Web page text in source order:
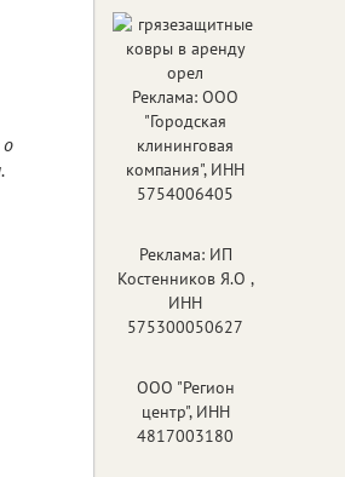
Реклама: ООО
"Городская
клининговая
компания", ИНН
5754006405
Реклама: ИП
Костенников Я.О ,
ИНН
575300050627
ООО "Регион
центр", ИНН
4817003180